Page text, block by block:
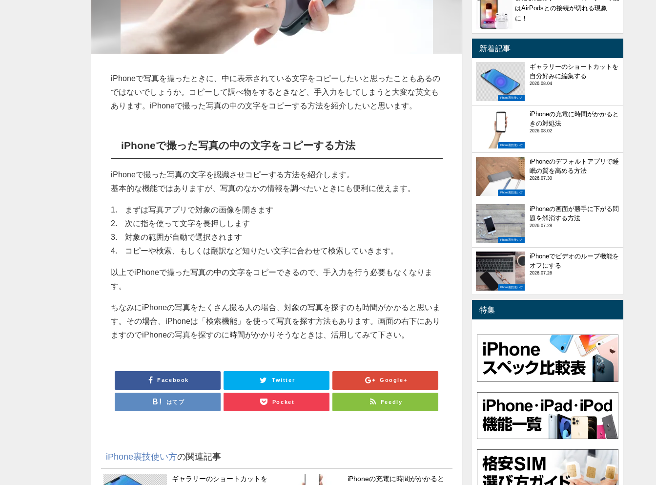
iPhoneで写真を撮ったときに、中に表示されている文字をコピーしたいと思ったこともあるの
ではないでしょうか。コピーして調べ物をするときなど、手入力をしてしまうと大変な英文も
あります。iPhoneで撮った写真の中の文字をコピーする方法を紹介したいと思います。
iPhoneで撮った写真の中の文字をコピーする方法
iPhoneで撮った写真の文字を認識させコピーする方法を紹介します。
基本的な機能ではありますが、写真のなかの情報を調べたいときにも便利に使えます。
1. まずは写真アプリで対象の画像を開きます
2. 次に指を使って文字を長押しします
3. 対象の範囲が自動で選択されます
4. コピーや検索、もしくは翻訳など知りたい文字に合わせて検索していきます。
以上でiPhoneで撮った写真の中の文字をコピーできるので、手入力を行う必要もなくなりま
す。
ちなみにiPhoneの写真をたくさん撮る人の場合、対象の写真を探すのも時間がかかると思いま
す。その場合、iPhoneは「検索機能」を使って写真を探す方法もあります。画面の右下にあり
ますのでiPhoneの写真を探すのに時間がかかりそうなときは、活用してみて下さい。
Facebook Twitter Google+
はてブ Pocket Feedly
iPhone裏技使い方の関連記事
ギャラリーのショートカットを
iPhoneの充電に時間がかかると
はAirPodsとの接続が切れる現象
に！
新着記事
iPhone裏技使い方
ギャラリーのショートカットを
自分好みに編集する
2026.08.04
iPhone裏技使い方
iPhoneの充電に時間がかかると
きの対処法
2026.08.02
iPhone裏技使い方
iPhoneのデフォルトアプリで睡
眠の質を高める方法
2026.07.30
iPhone裏技使い方
iPhoneの画面が勝手に下がる問
題を解消する方法
2026.07.28
iPhone裏技使い方
iPhoneでビデオのループ機能を
オフにする
2026.07.26
特集